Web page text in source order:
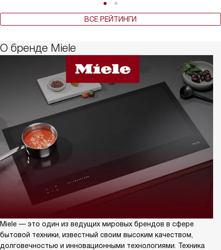
ВСЕ РЕЙТИНГИ
О бренде Miele
Miele — это один из ведущих мировых брендов в сфере
бытовой техники, известный своим высоким качеством,
долговечностью и инновационными технологиями. Техника